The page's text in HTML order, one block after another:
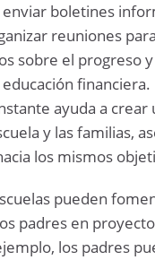
enviar boletines
reuniones
sobre el progreso
financiera.
ayuda a crear
y las familias,
los mismos
pueden
padres en
los padres